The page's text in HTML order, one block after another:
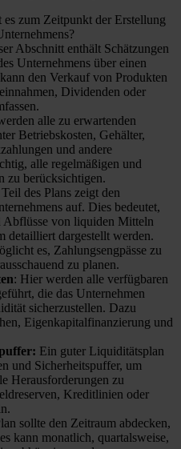
es zum Zeitpunkt der Erstellung
Abschnitt enthält Schätzungen
Unternehmens über einen
den Verkauf von Produkten
Dividenden oder
alle zu erwartenden
Betriebskosten, Gehälter,
und andere
alle regelmäßigen und
zu berücksichtigen.
des Plans zeigt den
auf. Dies bedeutet,
Abflüsse von liquiden Mitteln
detailliert dargestellt werden.
es, Zahlungsengpässe zu
zu planen.
: Hier werden alle verfügbaren
die das Unternehmen
sicherzustellen. Dazu
Eigenkapitalfinanzierung und
Ein guter Liquiditätsplan
und Sicherheitspuffer, um
Herausforderungen zu
Kreditlinien oder
sollte den Zeitraum abdecken,
kann monatlich, quartalsweise,